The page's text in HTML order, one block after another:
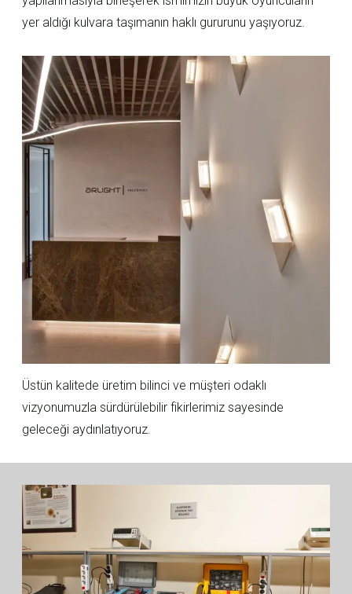
yer aldığı kulvara taşımanın haklı gururunu yaşıyoruz.
Üstün kalitede üretim bilinci ve müşteri odaklı
vizyonumuzla sürdürülebilir fikirlerimiz sayesinde
geleceği aydınlatıyoruz.